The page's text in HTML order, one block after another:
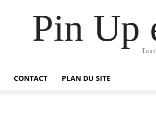
Pin Up
CONTACT PLAN DU SITE